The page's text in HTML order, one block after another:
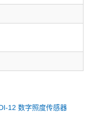
12 数字照度传感器